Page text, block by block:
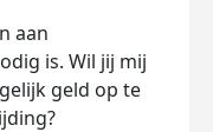
aan
is. Wil jij mij
geld op te